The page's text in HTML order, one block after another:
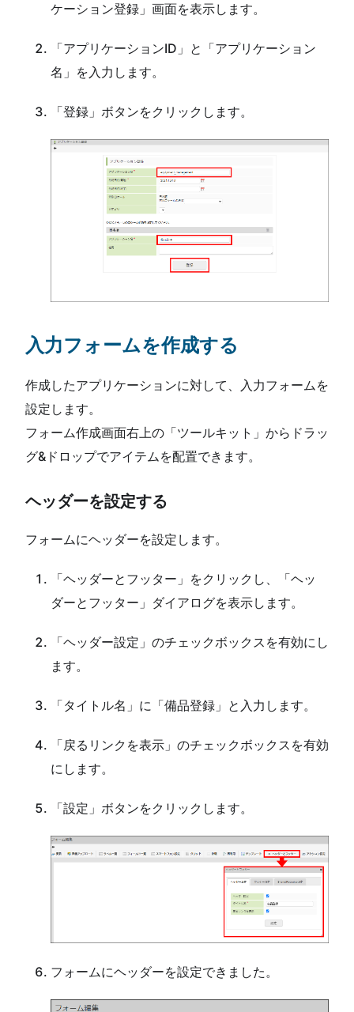
ケーション登録」画面を表示します。
「アプリケーションID」と「アプリケーション
名」を入力します。
「登録」ボタンをクリックします。
入力フォームを作成する
作成したアプリケーションに対して、入力フォームを
設定します。
フォーム作成画面右上の「ツールキット」からドラッ
グ&ドロップでアイテムを配置できます。
ヘッダーを設定する
フォームにヘッダーを設定します。
「ヘッダーとフッター」をクリックし、「ヘッ
ダーとフッター」ダイアログを表示します。
「ヘッダー設定」のチェックボックスを有効にし
ます。
「タイトル名」に「備品登録」と入力します。
「戻るリンクを表示」のチェックボックスを有効
にします。
「設定」ボタンをクリックします。
フォームにヘッダーを設定できました。